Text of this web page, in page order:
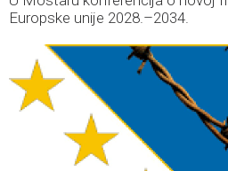
Europske unije 2028.–2034.